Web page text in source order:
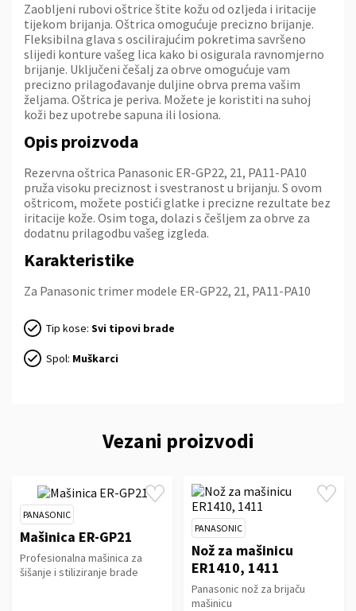
Zaobljeni rubovi oštrice štite kožu od ozljeda i iritacije
tijekom brijanja. Oštrica omogućuje precizno brijanje.
Fleksibilna glava s oscilirajućim pokretima savršeno
slijedi konture vašeg lica kako bi osigurala ravnomjerno
brijanje. Uključeni češalj za obrve omogućuje vam
precizno prilagođavanje duljine obrva prema vašim
željama. Oštrica je periva. Možete je koristiti na suhoj
koži bez upotrebe sapuna ili losiona.
Opis proizvoda
Rezervna oštrica Panasonic ER-GP22, 21, PA11-PA10
pruža visoku preciznost i svestranost u brijanju. S ovom
oštricom, možete postići glatke i precizne rezultate bez
iritacije kože. Osim toga, dolazi s češljem za obrve za
dodatnu prilagodbu vašeg izgleda.
Karakteristike
Za Panasonic trimer modele ER-GP22, 21, PA11-PA10
Tip kose: Svi tipovi brade
Spol: Muškarci
Vezani proizvodi
PANASONIC
Mašinica ER-GP21
Profesionalna mašinica za
šišanje i stiliziranje brade
PANASONIC
Nož za mašinicu
ER1410, 1411
Panasonic nož za brijaču
mašinicu